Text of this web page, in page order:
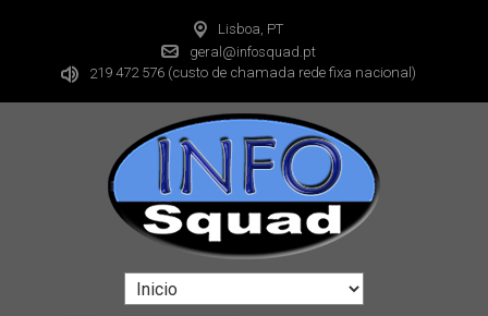
Lisboa, PT
geral@infosquad.pt
219 472 576 (custo de chamada rede fixa nacional)